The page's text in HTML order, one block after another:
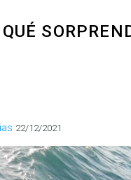
22/12/2021